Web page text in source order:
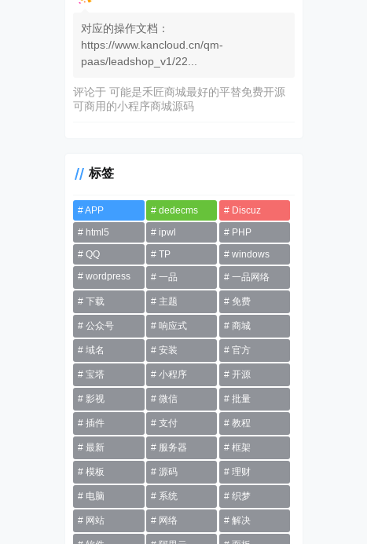
对应的操作文档：
https://www.kancloud.cn/qm-
paas/leadshop_v1/22...
评论于可能是禾匠商城最好的平替免费开源
可商用的小程序商城源码
标签
APP dedecms
Discuz
html5
ipwl
PHP
QQ
TP
windows
wordpress
一品 一品网络
下载 主题 免费
公众号 响应式 商城
域名 安装 官方
宝塔 小程序 开源
影视 微信 批量
插件 支付 教程
最新 服务器 框架
模板 源码 理财
电脑 系统 织梦
网站 网络 解决